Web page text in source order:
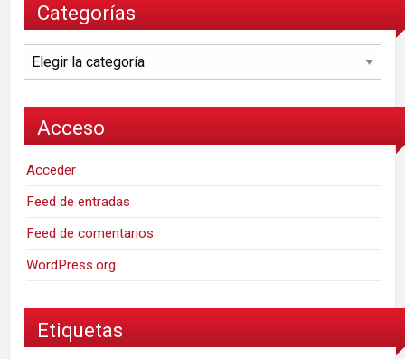
Categorías
Categorías
Acceso
Acceder
Feed de entradas
Feed de comentarios
WordPress.org
Etiquetas